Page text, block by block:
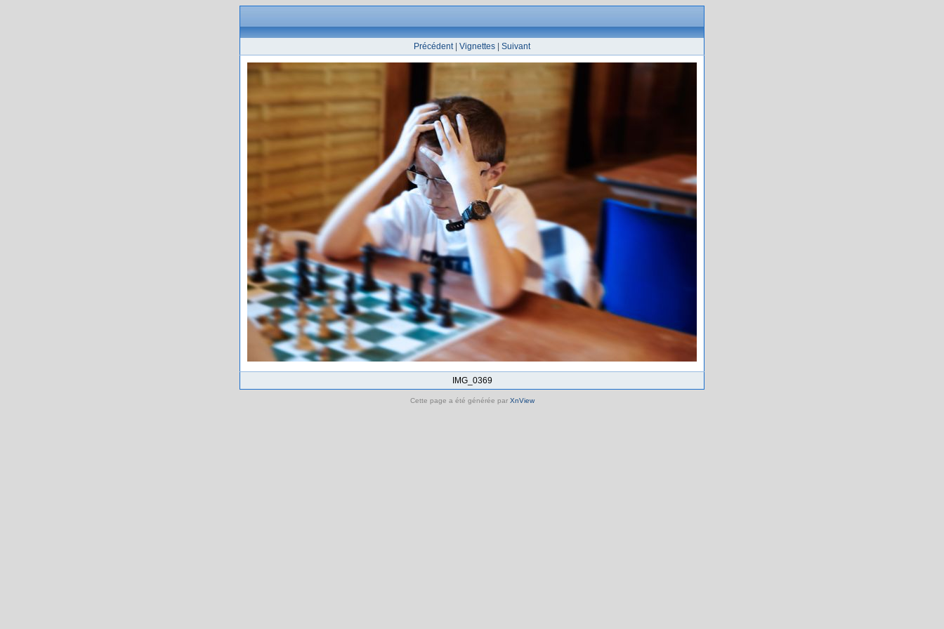
Précédent| Vignettes Suivant
IMG_0369
Cette page a été générée par XnView